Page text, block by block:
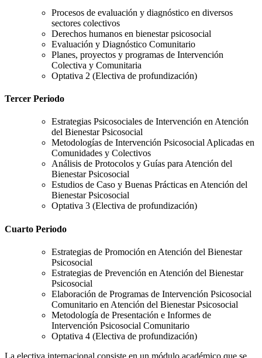
Procesos de evaluación y diagnóstico en diversos
sectores colectivos
Derechos humanos en bienestar psicosocial
Evaluación y Diagnóstico Comunitario
Planes, proyectos y programas de Intervención
Colectiva y Comunitaria
Optativa 2 (Electiva de profundización)
Tercer Periodo
Estrategias Psicosociales de Intervención en Atención
del Bienestar Psicosocial
Metodologías de Intervención Psicosocial Aplicadas en
Comunidades y Colectivos
Análisis de Protocolos y Guías para Atención del
Bienestar Psicosocial
Estudios de Caso y Buenas Prácticas en Atención del
Bienestar Psicosocial
Optativa 3 (Electiva de profundización)
Cuarto Periodo
Estrategias de Promoción en Atención del Bienestar
Psicosocial
Estrategias de Prevención en Atención del Bienestar
Psicosocial
Elaboración de Programas de Intervención Psicosocial
Comunitario en Atención del Bienestar Psicosocial
Metodología de Presentación e Informes de
Intervención Psicosocial Comunitario
Optativa 4 (Electiva de profundización)
La electiva internacional consiste en un módulo académico que se